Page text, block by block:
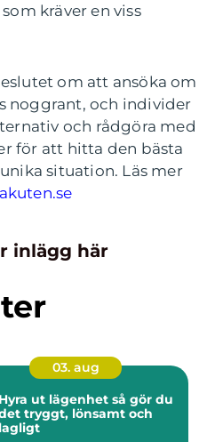
kräver en viss
om att ansöka om
noggrant, och individer
och rådgöra med
för att hitta den bästa
situation. Läs mer
inlägg här
03. aug
Hyra ut lägenhet så gör du
tryggt, lönsamt och
lagligt